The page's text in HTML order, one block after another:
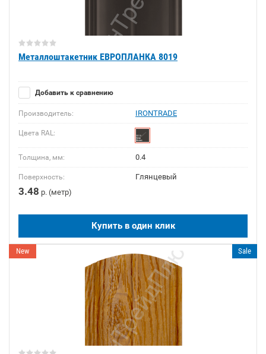
Металлоштакетник ЕВРОПЛАНКА 8019
Добавить к сравнению
Производитель: IRONTRADE
Цвета RAL:
Толщина, мм: 0.4
Поверхность: Глянцевый
3.48 р. (метр)
Купить в один клик
New Sale